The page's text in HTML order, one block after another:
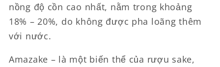
nồng độ cồn cao nhất, nằm trong khoảng
18% – 20%, do không được pha loãng thêm
với nước.
Amazake – là một biến thể của rượu sake,